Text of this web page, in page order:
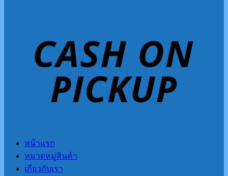
หน้าแรก
หมวดหมู่สินค้า
เกี่ยวกับเรา